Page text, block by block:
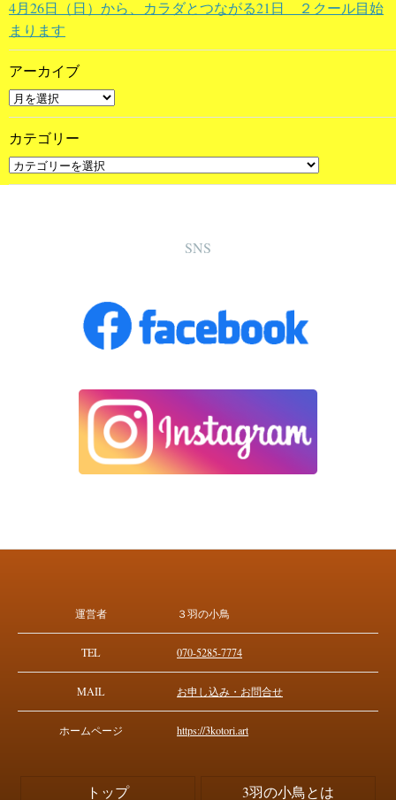
4月26日（日）から、カラダとつながる21日 ２クール目始
まります
アーカイブ
カテゴリー
SNS
運営者 ３羽の小鳥
TEL 070-5285-7774
MAIL お申し込み・お問合せ
ホームページ https://3kotori.art
トップ 3羽の小鳥とは